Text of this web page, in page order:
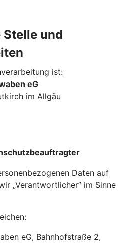
und
ist:
eG
im Allgäu
Daten auf
„Verantwortlicher” im Sinne
eG, Bahnhofstraße 2,